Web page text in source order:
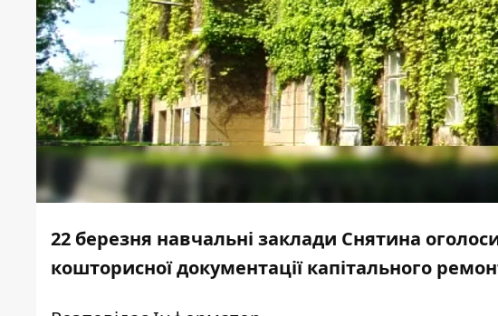
22 березня навчальні заклади Снятина
кошторисної документації капітального